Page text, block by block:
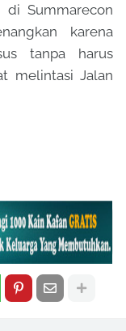
di Summarecon
karena
tanpa harus
melintasi Jalan